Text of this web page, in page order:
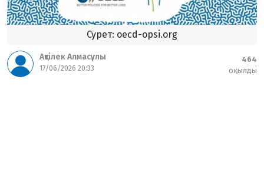
Сурет: oecd-opsi.org
Ақтілек Алмасұлы
17/06/2026 20:33
464
оқылды